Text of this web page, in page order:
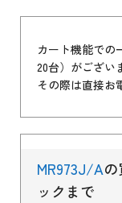
カート機能での
20台）がござい
その際は直接お
MR973J/A
ックまで